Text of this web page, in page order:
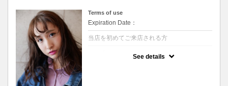
Terms of use
Expiration Date：
当店を初めてご来店される方
See details